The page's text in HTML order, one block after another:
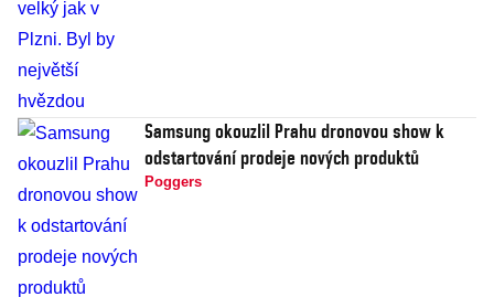
Samsung okouzlil Prahu dronovou show k
odstartování prodeje nových produktů
Poggers